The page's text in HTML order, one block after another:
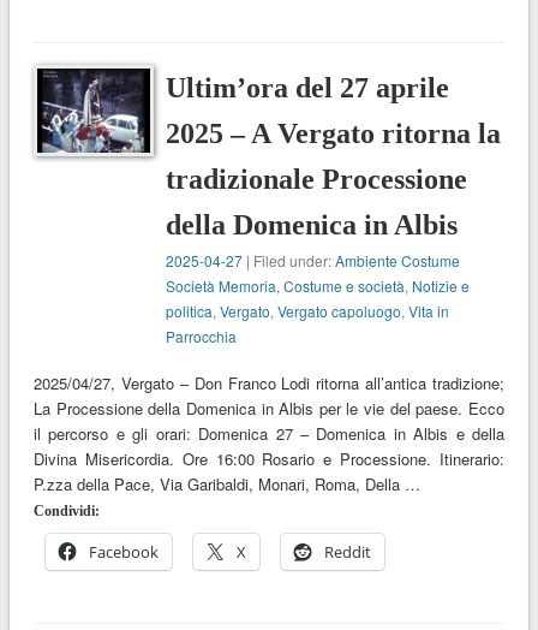
Ultim’ora del 27 aprile
2025 – A Vergato ritorna la
tradizionale Processione
della Domenica in Albis
2025-04-27 | Filed under:Ambiente Costume
Società Memoria,Costume e società, Notizie e
politica,Vergato,Vergato capoluogo,Vita in
Parrocchia
2025/04/27, Vergato – Don Franco Lodi ritorna all’antica tradizione;
La Processione della Domenica in Albis per le vie del paese. Ecco
il percorso e gli orari: Domenica 27 – Domenica in Albis e della
Divina Misericordia. Ore 16:00 Rosario e Processione. Itinerario:
P.zza della Pace, Via Garibaldi, Monari, Roma, Della …
Condividi:
Facebook X Reddit